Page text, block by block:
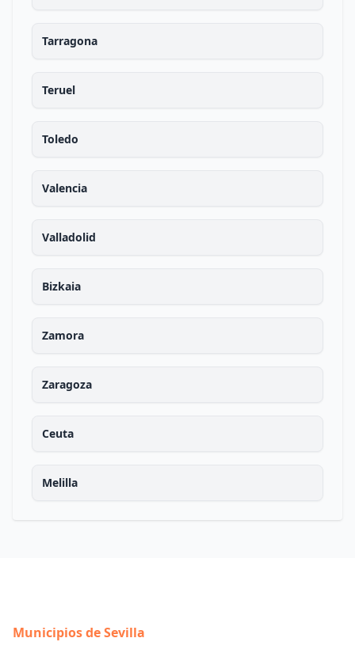
Tarragona
Teruel
Toledo
Valencia
Valladolid
Bizkaia
Zamora
Zaragoza
Ceuta
Melilla
Municipios de Sevilla